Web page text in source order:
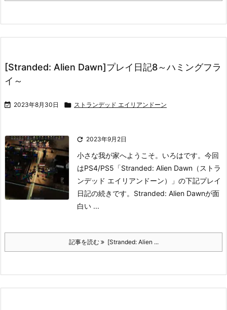
[Stranded: Alien Dawn]プレイ日記8～ハミングフラ
イ～
 2023年8月30日  ストランデッド エイリアンドーン
 2023年9月2日
小さな我が家へようこそ。いろはです。 今回
はPS4/PS5「Stranded: Alien Dawn（ストラ
ンデッド エイリアンドーン）」の下記プレイ
日記の続きです。 Stranded: Alien Dawnが面
白い ...
記事を読む [Stranded: Alien ...